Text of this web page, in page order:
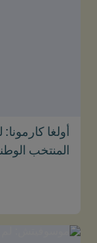
أولغا
المنتخب